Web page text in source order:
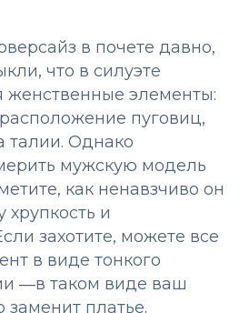
в почете давно,
что в силуэте
женственные элементы:
пуговиц,
талии. Однако
мужскую модель
как ненавзчиво он
и
захотите, можете все
в виде тонкого
―в таком виде ваш
платье.